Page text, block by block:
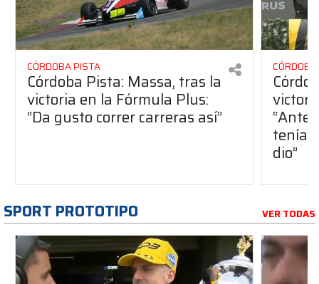
CÓRDOBA PISTA
Córdoba Pista: Massa, tras la
victoria en la Fórmula Plus:
“Da gusto correr carreras así”
dio”
SPORT PROTOTIPO VER TODAS